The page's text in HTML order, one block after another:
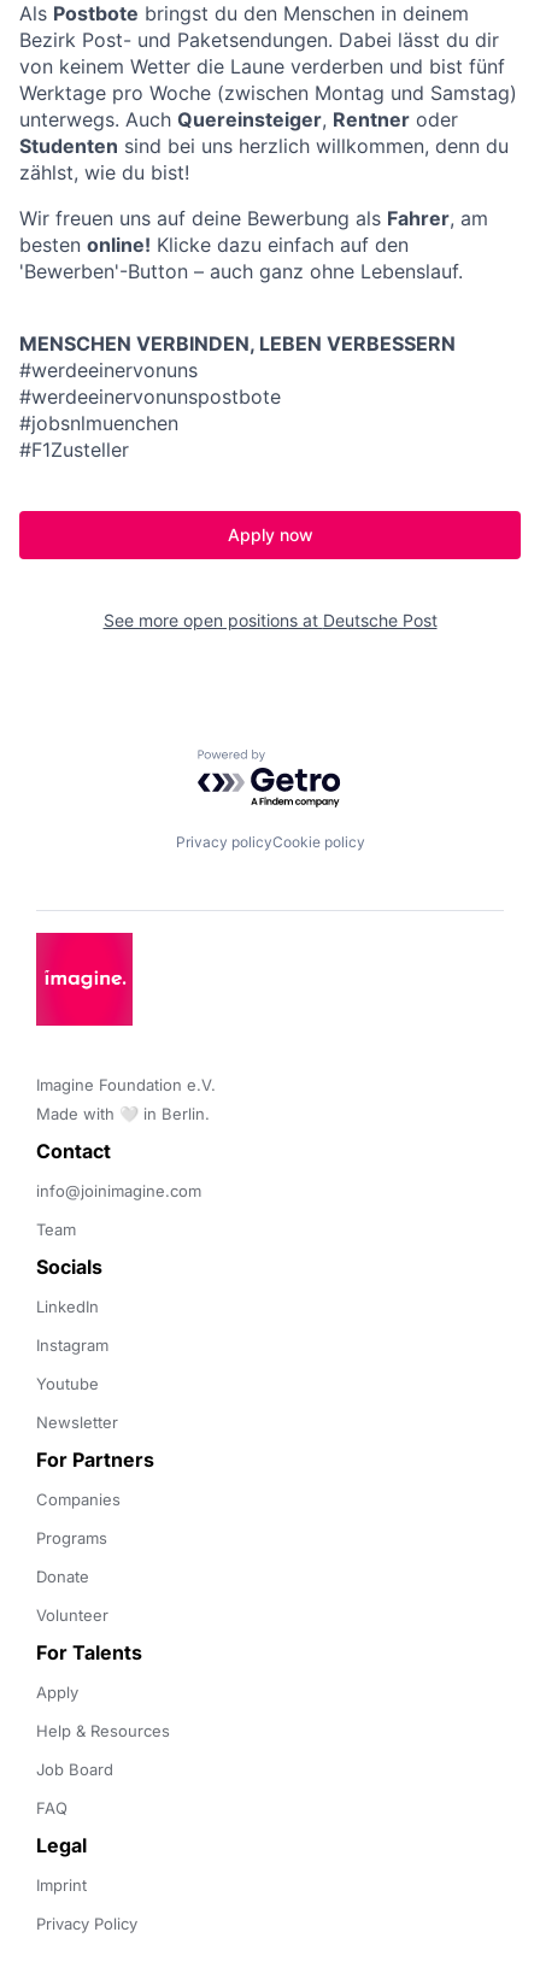
Als Postbote bringst du den Menschen in deinem
Bezirk Post- und Paketsendungen. Dabei lässt du dir
von keinem Wetter die Laune verderben und bist fünf
Werktage pro Woche (zwischen Montag und Samstag)
unterwegs. Auch Quereinsteiger, Rentner oder
Studenten sind bei uns herzlich willkommen, denn du
zählst, wie du bist!
Wir freuen uns auf deine Bewerbung als Fahrer, am
besten online! Klicke dazu einfach auf den
'Bewerben'-Button – auch ganz ohne Lebenslauf.
MENSCHEN VERBINDEN, LEBEN VERBESSERN
#werdeeinervonuns
#werdeeinervonunspostbote
#jobsnlmuenchen
#F1Zusteller
Apply now
See more open positions at Deutsche Post
Powered by Getro.com
Privacy policyCookie policy
Imagine Foundation e.V.
Made with 🤍 in Berlin.
Contact
info@joinimagine.com
Team
Socials
LinkedIn
Instagram
Youtube
Newsletter
For Partners
Companies
Programs
Donate
Volunteer
For Talents
Apply
Help & Resources
Job Board
FAQ
Legal
Imprint
Privacy Policy